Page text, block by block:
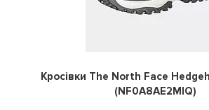
Кросівки The North Face
(NF0A8AE2MIQ)